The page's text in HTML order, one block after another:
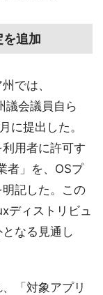
追加
では、
会議員自ら
に提出した。
用者に許可す
者」を、OSプ
記した。この
ディストリビュ
なる見通し
「対象アプリ